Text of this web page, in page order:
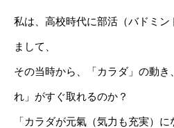
私は、高校時代に部活（バドミ
まして、
その当時から、「カラダ」の動
れ」がすぐ取れるのか？
「カラダが元氣（気力も充実）